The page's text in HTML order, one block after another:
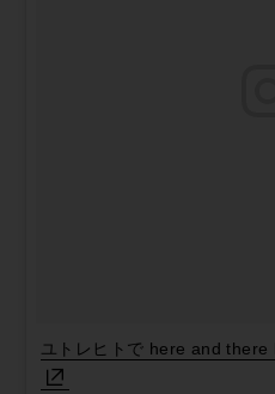
ユトレヒトで here and there